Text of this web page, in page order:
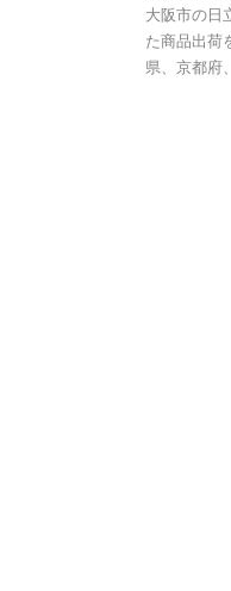
大阪市の日
た商品出荷
県、京都府